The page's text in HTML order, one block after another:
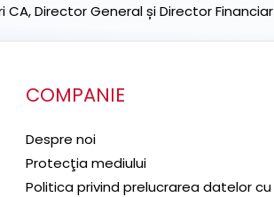
Director General și Director Financiar
COMPANIE
Despre noi
Protecţia mediului
Politica privind prelucrarea datelor cu